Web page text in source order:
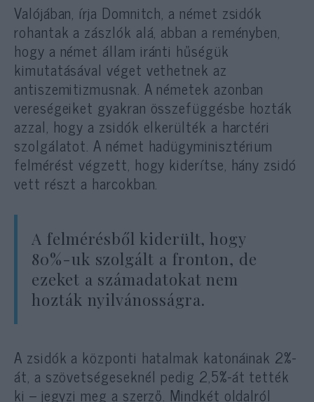
Valójában, írja Domnitch, a német zsidók
rohantak a zászlók alá, abban a reményben,
hogy a német állam iránti hűségük
kimutatásával véget vethetnek az
antiszemitizmusnak. A németek azonban
vereségeiket gyakran összefüggésbe hozták
azzal, hogy a zsidók elkerülték a harctéri
szolgálatot. A német hadügyminisztérium
felmérést végzett, hogy kiderítse, hány zsidó
vett részt a harcokban.
A felmérésből kiderült, hogy
80%-uk szolgált a fronton, de
ezeket a számadatokat nem
hozták nyilvánosságra.
A zsidók a központi hatalmak katonáinak 2%-
át, a szövetségeseknél pedig 2,5%-át tették
ki – jegyzi meg a szerző. Mindkét oldalról